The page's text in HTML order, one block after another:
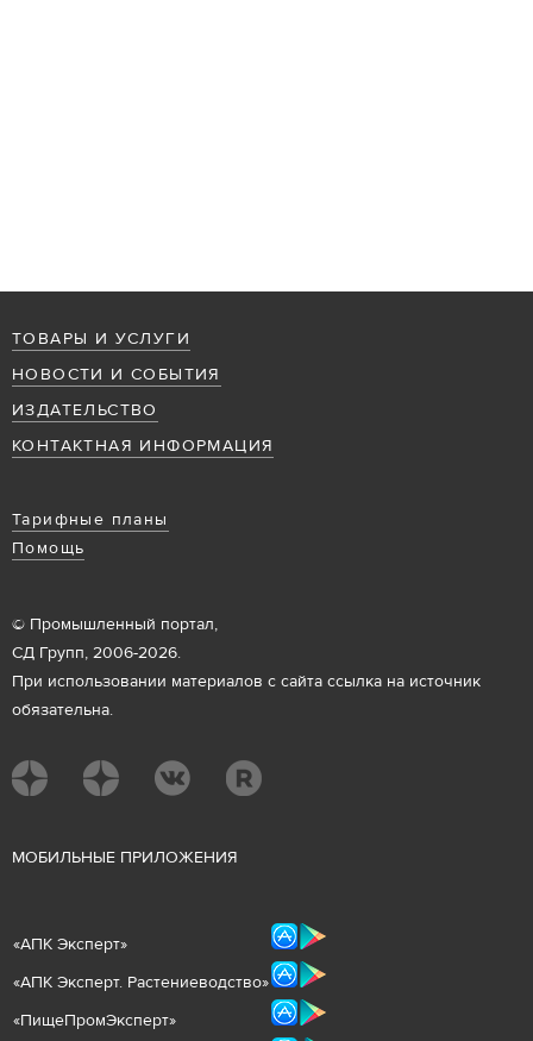
ТОВАРЫ И УСЛУГИ
НОВОСТИ И СОБЫТИЯ
ИЗДАТЕЛЬСТВО
КОНТАКТНАЯ ИНФОРМАЦИЯ
Тарифные планы
Помощь
© Промышленный портал,
СД Групп, 2006-2026.
При использовании материалов с сайта ссылка на источник
обязательна.
МОБИЛЬНЫЕ ПРИЛОЖЕНИЯ
«АПК Эксперт»
«АПК Эксперт. Растениеводство»
«ПищеПромЭксперт»